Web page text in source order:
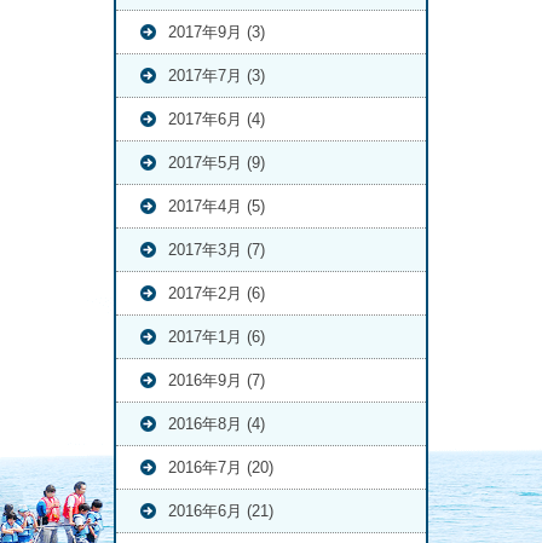
2017年9月 (3)
2017年7月 (3)
2017年6月 (4)
2017年5月 (9)
2017年4月 (5)
2017年3月 (7)
2017年2月 (6)
2017年1月 (6)
2016年9月 (7)
2016年8月 (4)
2016年7月 (20)
2016年6月 (21)